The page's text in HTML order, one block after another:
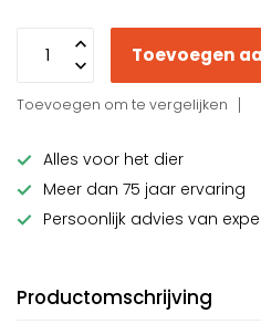
Toevoegen
Toevoegen om te vergelijken
Alles voor het dier
Meer dan 75 jaar ervaring
Persoonlijk advies van
Productomschrijving